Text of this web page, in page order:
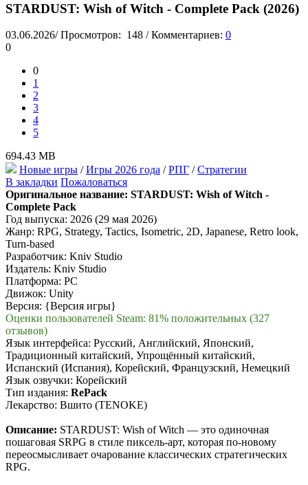
STARDUST: Wish of Witch - Complete Pack (2026)
03.06.2026/ Просмотров: 148 / Комментариев: 0
0
0
1
2
3
4
5
694.43 MB
Новые игры /Игры 2026 года /РПГ /Стратегии
В закладки Пожаловаться
Оригинальное название: STARDUST: Wish of Witch -
Complete Pack
Год выпуска: 2026 (29 мая 2026)
Жанр: RPG, Strategy, Tactics, Isometric, 2D, Japanese, Retro look,
Turn-based
Разработчик: Kniv Studio
Издатель: Kniv Studio
Платформа: PC
Движок: Unity
Версия: {Версия игры}
Оценки пользователей Steam: 81% положительных (327
отзывов)
Язык интерфейса: Русский, Английский, Японский,
Традиционный китайский, Упрощённый китайский,
Испанский (Испания), Корейский, Французский, Немецкий
Язык озвучки: Корейский
Тип издания: RePack
Лекарство: Вшито (TENOKE)
Описание: STARDUST: Wish of Witch — это одиночная
пошаговая SRPG в стиле пиксель-арт, которая по-новому
переосмысливает очарование классических стратегических
RPG.